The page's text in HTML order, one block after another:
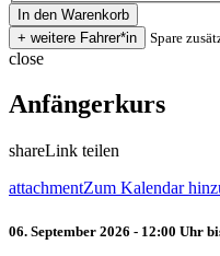
Spare
close
Anfängerkurs
shareLink teilen
attachmentZum Kalendar
06. September 2026 - 12:00 Uhr